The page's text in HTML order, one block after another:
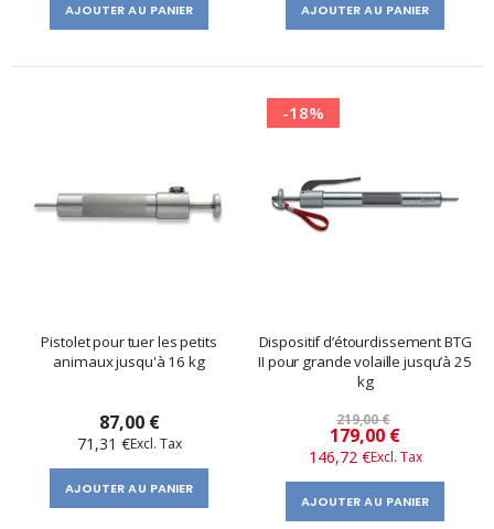
AJOUTER AU PANIER AJOUTER AU PANIER
Pistolet pour tuer les petits
animaux jusqu'à 16 kg
87,00 €
71,31 €
AJOUTER AU PANIER
-18%
Dispositif d’étourdissement BTG
II pour grande volaille jusqu’à 25
kg
219,00 €
Prix
spécial
179,00 €
146,72 €
AJOUTER AU PANIER